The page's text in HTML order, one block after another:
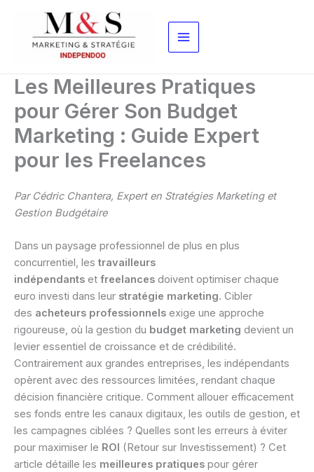
contenu
Les Meilleures Pratiques
pour Gérer Son Budget
Marketing : Guide Expert
pour les Freelances
Par Cédric Chantera, Expert en Stratégies Marketing et
Gestion Budgétaire
Dans un paysage professionnel de plus en plus
concurrentiel, les travailleurs
indépendants et freelances doivent optimiser chaque
euro investi dans leur stratégie marketing. Cibler
des acheteurs professionnels exige une approche
rigoureuse, où la gestion du budget marketing devient un
levier essentiel de croissance et de crédibilité.
Contrairement aux grandes entreprises, les indépendants
opèrent avec des ressources limitées, rendant chaque
décision financière critique. Comment allouer efficacement
ses fonds entre les canaux digitaux, les outils de gestion, et
les campagnes ciblées ? Quelles sont les erreurs à éviter
pour maximiser le ROI (Retour sur Investissement) ? Cet
article détaille les meilleures pratiques pour gérer